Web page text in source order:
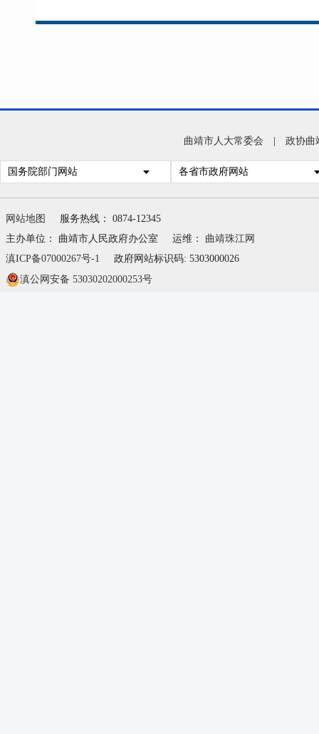
曲靖市人大常委会 政协曲
国务院部门网站 各省市政府网站
网站地图
服务热线： 0874-12345
主办单位： 曲靖市人民政府办公室
运维： 曲靖珠江网
滇ICP备07000267号-1
政府网站标识码: 5303000026
滇公网安备 53030202000253号